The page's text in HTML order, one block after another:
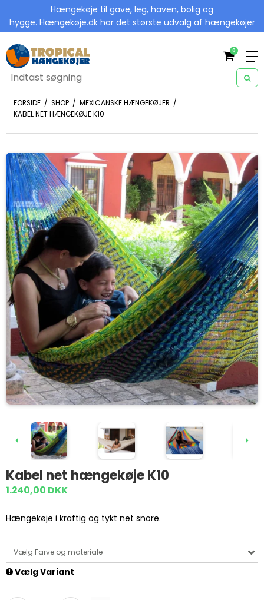
Hængekøje til gave, leg, haven, bolig og
hygge. Hængekøje.dkhar det største udvalg af hængekøjer
0
FORSIDE / SHOP / MEXICANSKE HÆNGEKØJER /
KABEL NET HÆNGEKØJE K10
Kabel net hængekøje K10
1.240,00 DKK
Hængekøje i kraftig og tykt net snore.
Vælg Farve og materiale
Vælg Variant